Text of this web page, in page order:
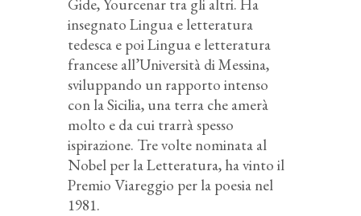
Gide, Yourcenar tra gli altri. Ha
insegnato Lingua e letteratura
tedesca e poi Lingua e letteratura
francese all’Università di Messina,
sviluppando un rapporto intenso
con la Sicilia, una terra che amerà
molto e da cui trarrà spesso
ispirazione. Tre volte nominata al
Nobel per la Letteratura, ha vinto il
Premio Viareggio per la poesia nel
1981.